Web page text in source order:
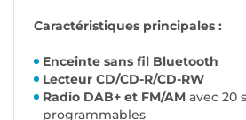
Caractéristiques principales :
Enceinte sans fil Bluetooth
Lecteur CD/CD-R/CD-RW
Radio DAB+ et FM/AM avec 20
programmables